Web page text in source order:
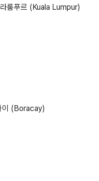
룸푸르 (Kuala Lumpur)
(Boracay)